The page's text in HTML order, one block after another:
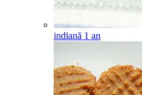
indiană 1 an